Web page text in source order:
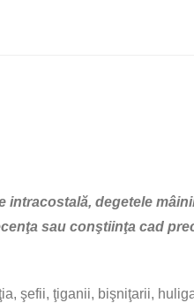
intracostală, degetele
sau conştiinţa cad
şefii, ţiganii, bişniţarii,